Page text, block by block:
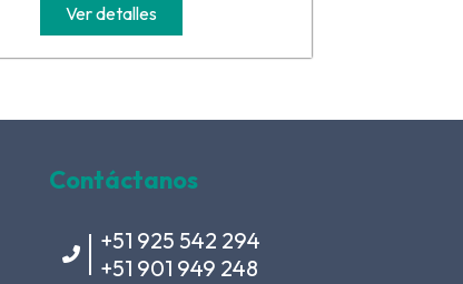
Ver detalles
Contáctanos
+51 925 542 294
+51 901 949 248